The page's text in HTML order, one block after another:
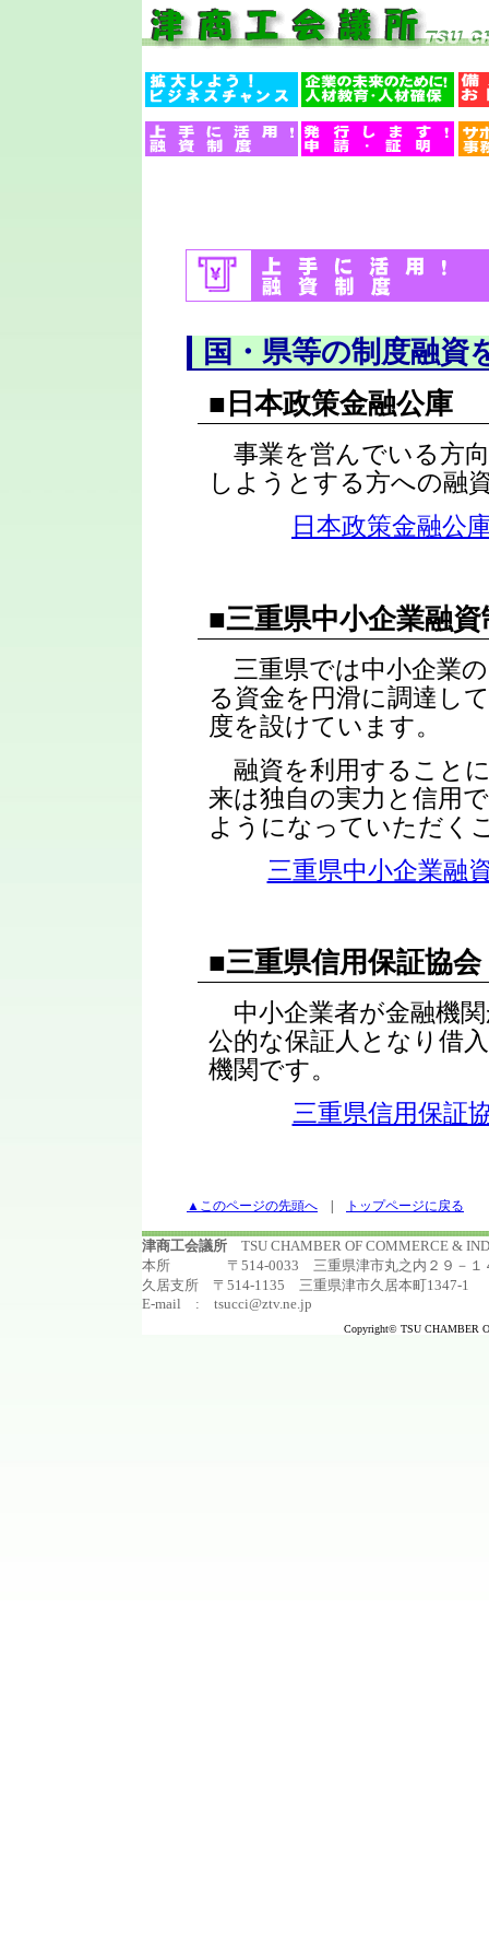
国・県等の制度融資
■日本政策金融公庫
事業を営んでいる方
しようとする方への融
日本政策金融公
■三重県中小企業融資
三重県では中小企業
る資金を円滑に調達し
度を設けています。
融資を利用すること
来は独自の実力と信用
ようになっていただく
三重県中小企業融
■三重県信用保証協会
中小企業者が金融機
公的な保証人となり借
機関です。
三重県信用保証
▲このページの先頭へ トップページに戻る
津商工会議所 TSU CHAMBER OF COMMERCE &
本所 〒514-0033 三重県津市丸之内２９－
久居支所 〒514-1135 三重県津市久居本町1347-
E-mail : tsucci@ztv.ne.jp
Copyright© TSU CHAMBER